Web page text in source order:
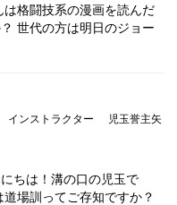
は格闘技系の漫画を読んだ
世代の方は明日のジョー
インストラクター 児玉誉主矢
ちは！溝の口の児玉で
道場訓ってご存知ですか？